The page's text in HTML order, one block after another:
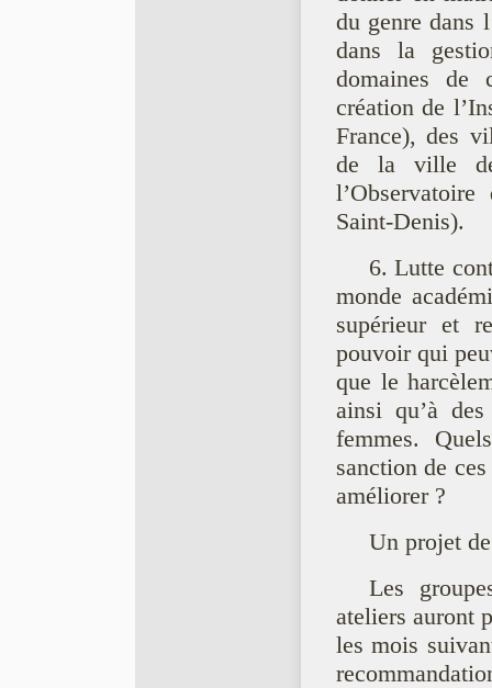
du genre dans
dans la
domaines de
création de
France), des
de la ville de
Saint-Denis).
6. Lutte
monde
supérieur et
pouvoir qui
que le
ainsi qu’à
femmes.
sanction de
améliorer ?
Un projet
Les
ateliers auront
les mois